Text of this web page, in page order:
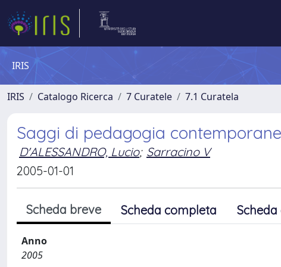
IRIS
IRIS Catalogo Ricerca 7 Curatele 7.1 Curatela
Saggi di pedagogia
D'ALESSANDRO, Lucio; Sarracino V
2005-01-01
Scheda breve Scheda completa
Anno
2005